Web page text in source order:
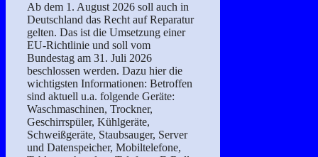
Ab dem 1. August 2026 soll auch in
Deutschland das Recht auf Reparatur
gelten. Das ist die Umsetzung einer
EU-Richtlinie und soll vom
Bundestag am 31. Juli 2026
beschlossen werden. Dazu hier die
wichtigsten Informationen: Betroffen
sind aktuell u.a. folgende Geräte:
Waschmaschinen, Trockner,
Geschirrspüler, Kühlgeräte,
Schweißgeräte, Staubsauger, Server
und Datenspeicher, Mobiltelefone,